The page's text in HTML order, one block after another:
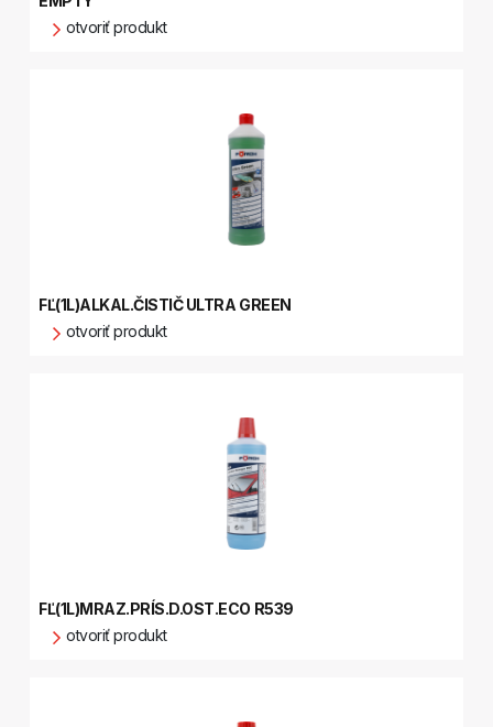
otvoriť produkt
FĽ(1L)ALKAL.ČISTIČ ULTRA GREEN
otvoriť produkt
FĽ(1L)MRAZ.PRÍS.D.OST.ECO R539
otvoriť produkt